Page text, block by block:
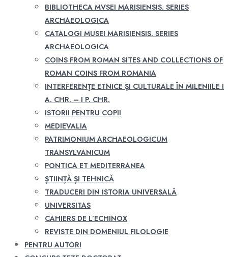
BIBLIOTHECA MVSEI MARISIENSIS. SERIES
ARCHAEOLOGICA
CATALOGI MUSEI MARISIENSIS. SERIES
ARCHAEOLOGICA
COINS FROM ROMAN SITES AND COLLECTIONS OF
ROMAN COINS FROM ROMANIA
INTERFERENŢE ETNICE ŞI CULTURALE ÎN MILENIILE I
A. CHR. – I P. CHR.
ISTORII PENTRU COPII
MEDIEVALIA
PATRIMONIUM ARCHAEOLOGICUM
TRANSYLVANICUM
PONTICA ET MEDITERRANEA
ȘTIINȚĂ ȘI TEHNICĂ
TRADUCERI DIN ISTORIA UNIVERSALĂ
UNIVERSITAS
CAHIERS DE L’ECHINOX
REVISTE DIN DOMENIUL FILOLOGIE
PENTRU AUTORI